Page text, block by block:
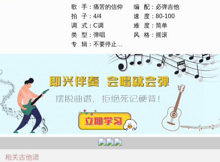
歌 手：痛苦的信仰
编 配：必弹吉他
拍 子：4/4
速 度：80-100
调 式：C调
难 度：简单
类 型：弹唱
风 格：摇滚
相关吉他谱